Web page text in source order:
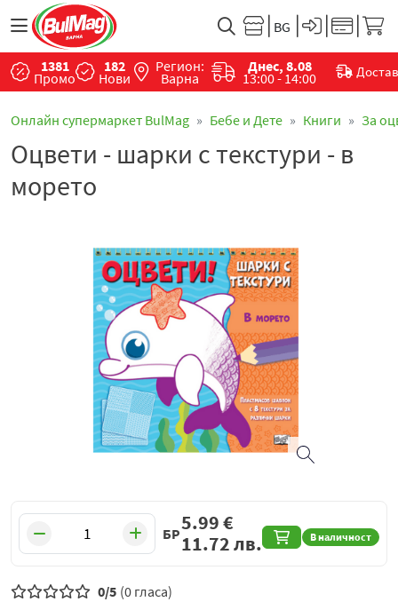
1381
Промо
182
Нови
Регион:
Варна
Днес, 8.08
13:00 - 14:00
Онлайн супермаркет BulMag Бебе и Дете Книги За
Оцвети - шарки с текстури - в
морето
БР В наличност
5.99€
11.72лв.
0/5 (0 гласа)